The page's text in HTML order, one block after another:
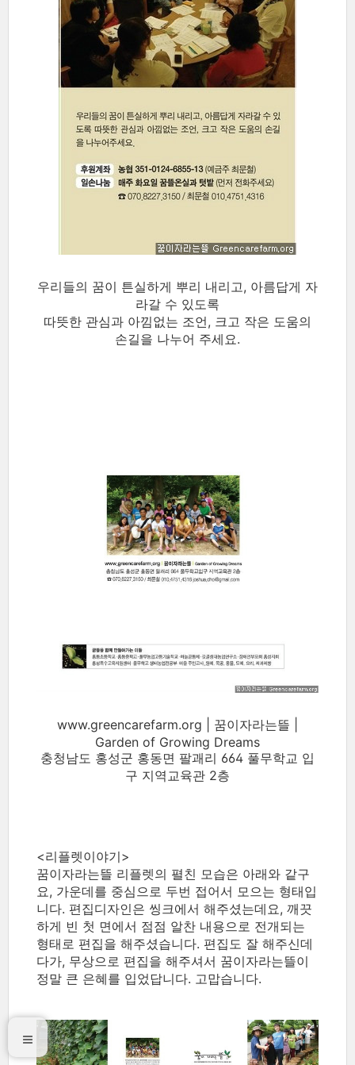
우리들의 꿈이 튼실하게 뿌리 내리고, 아름답게 자
라갈 수 있도록
따뜻한 관심과 아낌없는 조언, 크고 작은 도움의
손길을 나누어 주세요.
www.greencarefarm.org | 꿈이자라는뜰 |
Garden of Growing Dreams
충청남도 홍성군 홍동면 팔괘리 664 풀무학교 입
구 지역교육관 2층
<리플렛이야기>
꿈이자라는뜰 리플렛의 펼친 모습은 아래와 같구
요, 가운데를 중심으로 두번 접어서 모으는 형태입
니다. 편집디자인은 씽크에서 해주셨는데요, 깨끗
하게 빈 첫 면에서 점점 알찬 내용으로 전개되는
형태로 편집을 해주셨습니다. 편집도 잘 해주신데
다가, 무상으로 편집을 해주셔서 꿈이자라는뜰이
정말 큰 은혜를 입었답니다. 고맙습니다.